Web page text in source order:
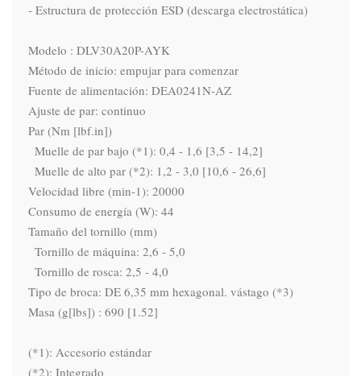
- Estructura de protección ESD (descarga electrostática)
Modelo : DLV30A20P-AYK
Método de inicio: empujar para comenzar
Fuente de alimentación: DEA0241N-AZ
Ajuste de par: continuo
Par (Nm [lbf.in])
Velocidad libre (min-1): 20000
Consumo de energía (W): 44
Tamaño del tornillo (mm)
Tipo de broca: DE 6,35 mm hexagonal. vástago (*3)
Masa (g[lbs]) : 690 [1.52]
(*1): Accesorio estándar
(*2): Integrado